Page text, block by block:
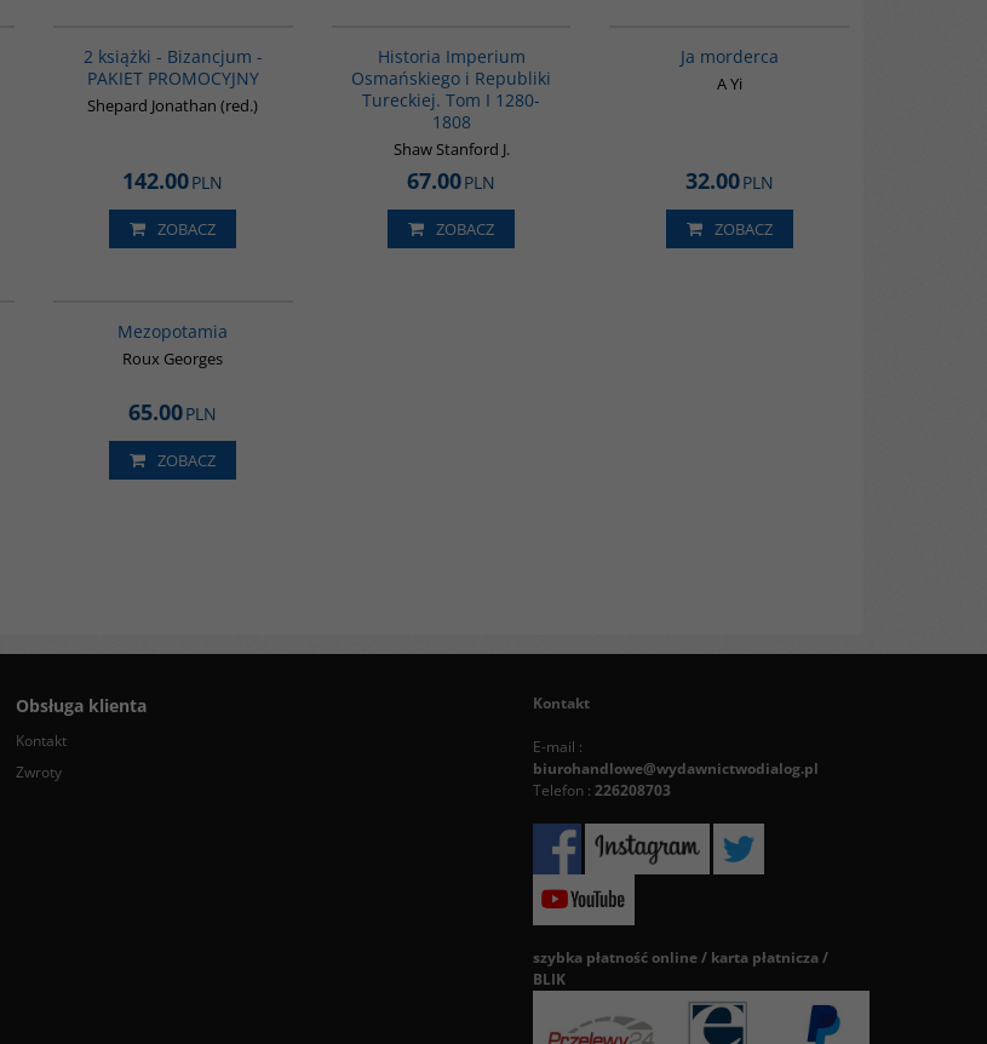
2 książki - Bizancjum -
PAKIET PROMOCYJNY
Shepard Jonathan (red.)
142.00PLN
ZOBACZ
Historia Imperium
Osmańskiego i Republiki
Tureckiej. Tom I 1280-
1808
Shaw Stanford J.
67.00PLN
ZOBACZ
Ja morderca
A Yi
32.00PLN
ZOBACZ
Mezopotamia
Roux Georges
65.00PLN
ZOBACZ
Obsługa klienta
Kontakt
Zwroty
Kontakt
E-mail :
biurohandlowe@wydawnictwodialog.pl
Telefon : 226208703
szybka płatność online / karta płatnicza /
BLIK